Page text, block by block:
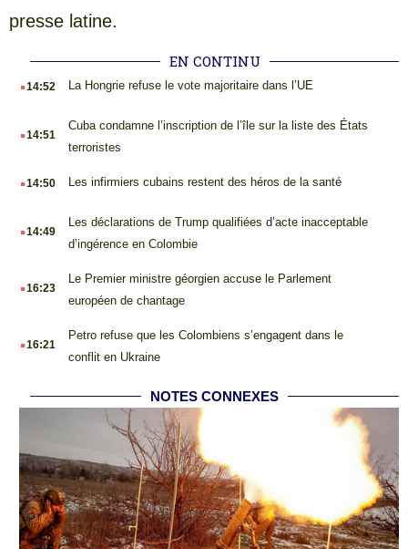
presse latine.
EN CONTINU
.14:52 La Hongrie refuse le vote majoritaire dans l’UE
.14:51
Cuba condamne l’inscription de l’île sur la liste des États
terroristes
.14:50 Les infirmiers cubains restent des héros de la santé
.14:49
Les déclarations de Trump qualifiées d’acte inacceptable
d’ingérence en Colombie
.16:23
Le Premier ministre géorgien accuse le Parlement
européen de chantage
.16:21
Petro refuse que les Colombiens s’engagent dans le
conflit en Ukraine
NOTES CONNEXES